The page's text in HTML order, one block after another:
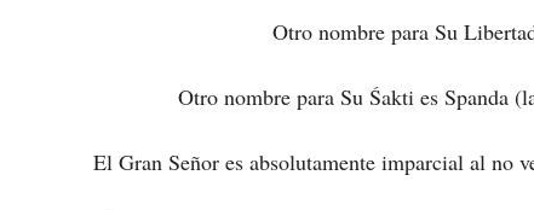
Otro nombre para Su
Otro nombre para Su Śakti es Spanda
El Gran Señor es absolutamente imparcial al no